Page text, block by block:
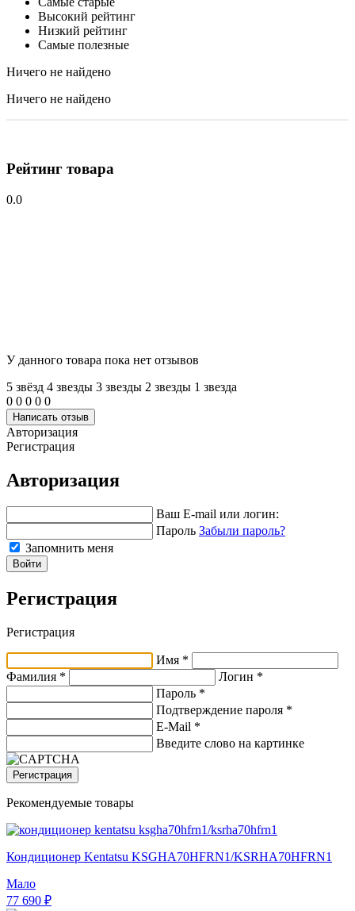
Высокий рейтинг
Низкий рейтинг
Самые полезные
Ничего не найдено
Ничего не найдено
Рейтинг товара
0.0
У данного товара пока нет отзывов
5 звёзд 4 звeзды 3 звeзды 2 звeзды 1 звeзда
0 0 0 0 0
Написать отзыв
Авторизация
Регистрация
Авторизация
Ваш E-mail или логин:
Пароль Забыли пароль?
Запомнить меня
Войти
Регистрация
Регистрация
Имя *
Фамилия *
Логин *
Пароль *
Подтверждение пароля *
E-Mail *
Введите слово на картинке
Регистрация
Рекомендуемые товары
Кондиционер Kentatsu KSGHA70HFRN1/KSRHA70HFRN1
Мало
77 690 ₽